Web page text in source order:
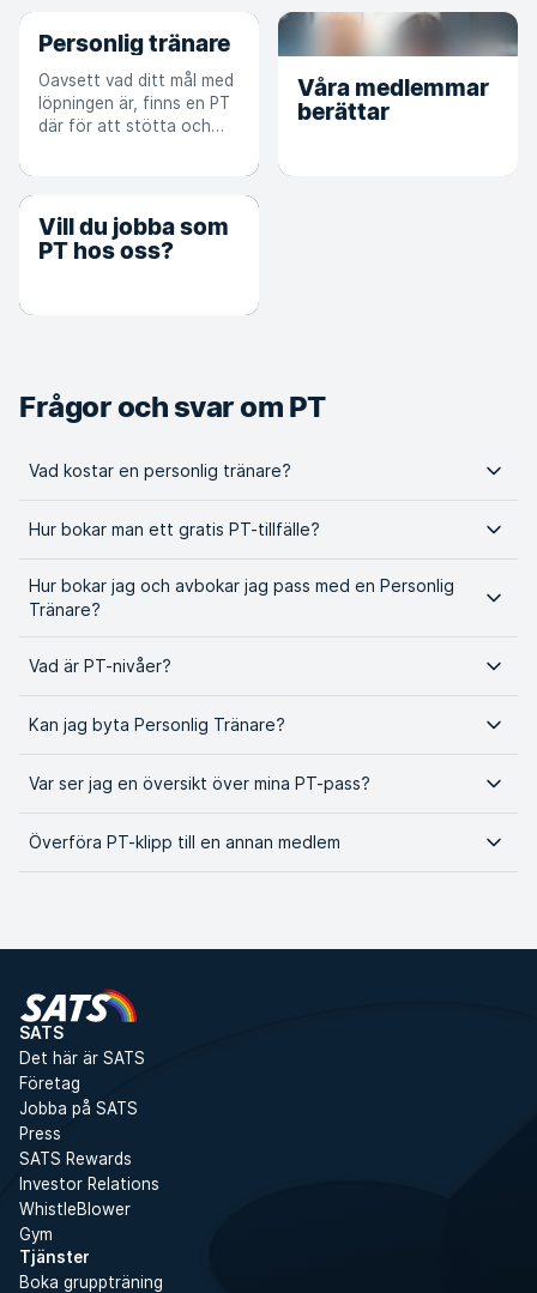
Personlig tränare
Oavsett vad ditt mål med
löpningen är, finns en PT
där för att stötta och
Våra medlemmar
berättar
Vill du jobba som
PT hos oss?
Frågor och svar om PT
Vad kostar en personlig tränare?
Hur bokar man ett gratis PT-tillfälle?
Hur bokar jag och avbokar jag pass med en Personlig
Tränare?
Vad är PT-nivåer?
Kan jag byta Personlig Tränare?
Var ser jag en översikt över mina PT-pass?
Överföra PT-klipp till en annan medlem
SATS
Det här är SATS
Företag
Jobba på SATS
Press
SATS Rewards
Investor Relations
WhistleBlower
Gym
Tjänster
Boka gruppträning